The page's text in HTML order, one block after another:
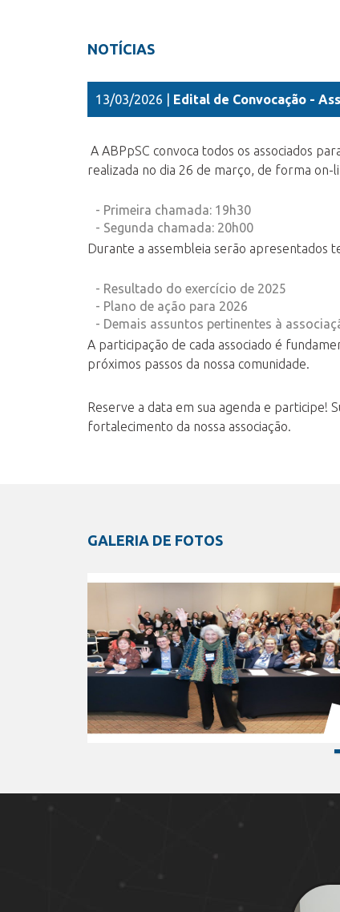
NOTÍCIAS
13/03/2026 | Edital de Convocação -
A ABPpSC convoca todos os associados
realizada no dia 26 de março, de forma on-
- Primeira chamada: 19h30
- Segunda chamada: 20h00
Durante a assembleia serão apresentados
- Resultado do exercício de 2025
- Plano de ação para 2026
- Demais assuntos pertinentes à
A participação de cada associado é
próximos passos da nossa comunidade.
Reserve a data em sua agenda e participe!
fortalecimento da nossa associação.
GALERIA DE FOTOS
30/05/2026